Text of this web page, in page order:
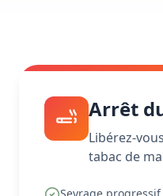
Arrêt
Libérez-
tabac de